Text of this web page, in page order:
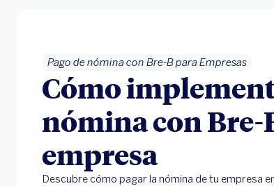
Pago de nómina con Bre-B para Empresas
Cómo
nómina con Bre-
empresa
Descubre cómo pagar la nómina de tu empresa